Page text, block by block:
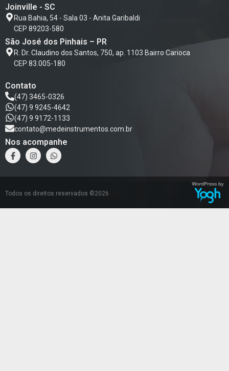
Joinville - SC
Rua Bahia, 54 - Sala 03 - Anita Garibaldi
CEP 89203-580
São José dos Pinhais – PR
R. Dr. Claudino dos Santos, 750, ap. 1103 Bairro Carioca
CEP 83.005-180
Contato
(47) 3465-0326
(47) 9 9245-4642
(47) 9 9172-1133
contato@medeinstrumentos.com.br
Nos acompanhe
Todos os direitos reservados ©2026